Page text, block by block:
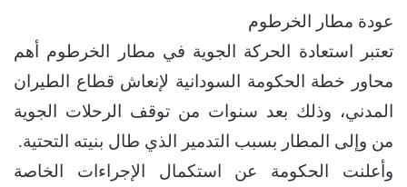
عودة مطار الخرطوم
تعتبر استعادة الحركة الجوية في مطار الخرطوم أهم
محاور خطة الحكومة السودانية لإنعاش قطاع الطيران
المدني، وذلك بعد سنوات من توقف الرحلات الجوية
من وإلى المطار بسبب التدمير الذي طال بنيته التحتية.
وأعلنت الحكومة عن استكمال الإجراءات الخاصة